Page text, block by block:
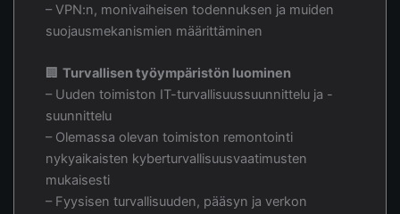
– VPN:n, monivaiheisen todennuksen ja muiden
suojausmekanismien määrittäminen
🏢 Turvallisen työympäristön luominen
– Uuden toimiston IT-turvallisuussuunnittelu ja -
suunnittelu
– Olemassa olevan toimiston remontointi
nykyaikaisten kyberturvallisuusvaatimusten
mukaisesti
– Fyysisen turvallisuuden, pääsyn ja verkon